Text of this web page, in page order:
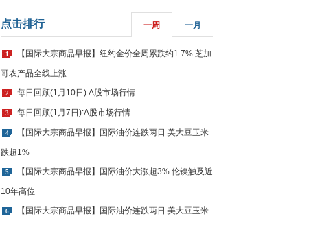
点击排行 一周 一月
1 【国际大宗商品早报】纽约金价全周累跌约1.7% 芝加
哥农产品全线上涨
2 每日回顾(1月10日):A股市场行情
3 每日回顾(1月7日):A股市场行情
4 【国际大宗商品早报】国际油价连跌两日 美大豆玉米
跌超1%
5 【国际大宗商品早报】国际油价大涨超3% 伦镍触及近
10年高位
6 【国际大宗商品早报】国际油价连跌两日 美大豆玉米